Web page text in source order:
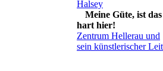
Halsey
Meine Güte, ist das
hart hier!
Zentrum Hellerau und
sein künstlerischer